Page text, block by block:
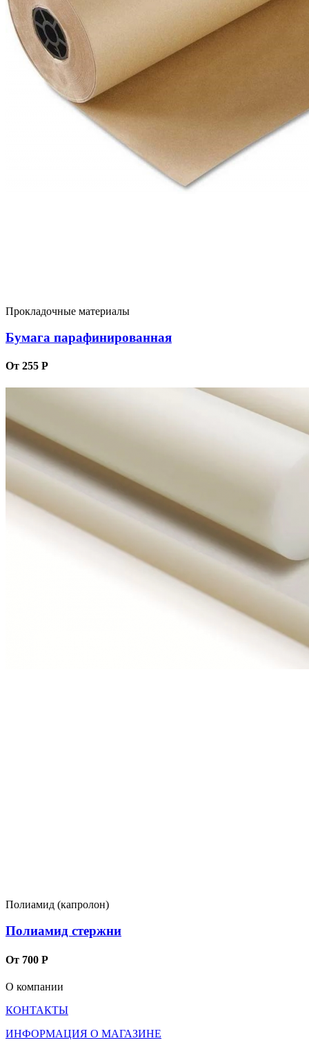
Прокладочные материалы
Бумага парафинированная
От 255 Р
Полиамид (капролон)
Полиамид стержни
От 700 Р
О компании
КОНТАКТЫ
ИНФОРМАЦИЯ О МАГАЗИНЕ